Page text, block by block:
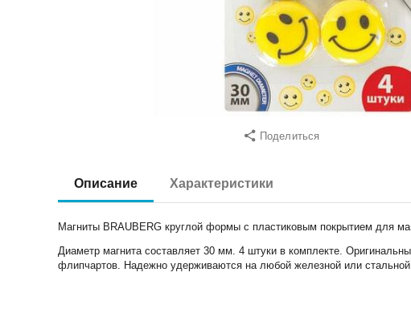
Поделиться
Описание Характеристики
Магниты BRAUBERG круглой формы с пластиковым покрытием для
Диаметр магнита составляет 30 мм. 4 штуки в комплекте.
флипчартов. Надежно удерживаются на любой железной или